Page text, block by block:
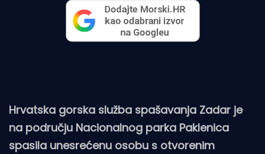
Hrvatska gorska služba spašavanja Zadar je
na području Nacionalnog parka Paklenica
spasila unesrećenu osobu s otvorenim